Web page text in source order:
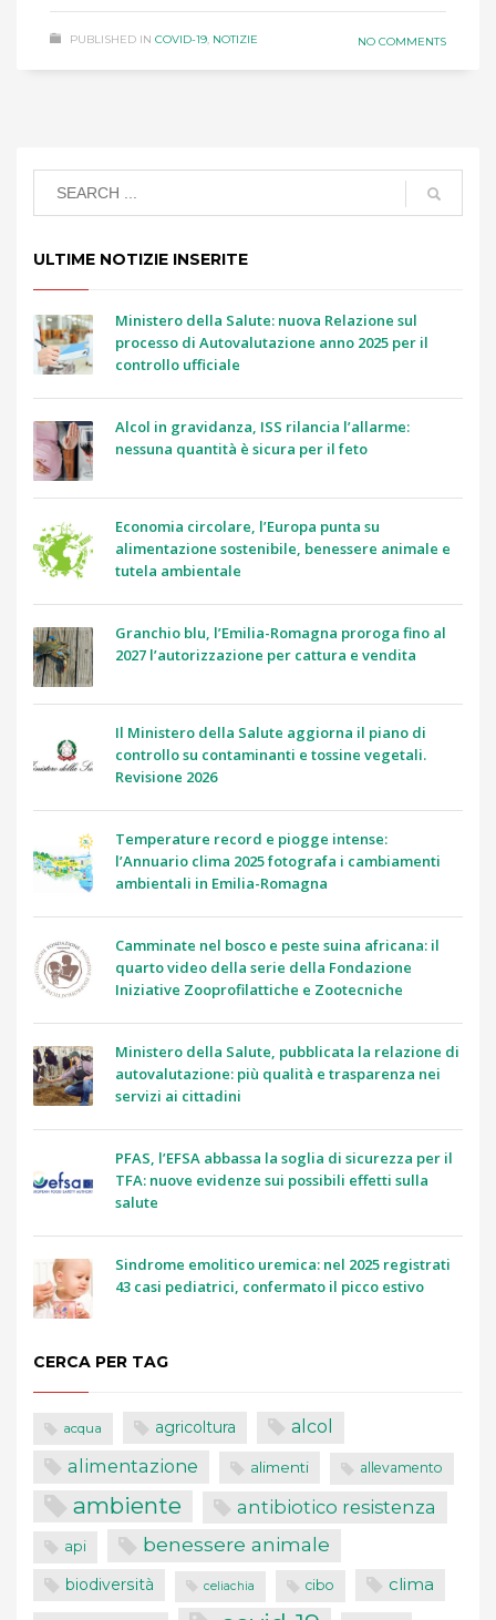
PUBLISHED IN COVID-19, NOTIZIE NO COMMENTS
ULTIME NOTIZIE INSERITE
Ministero della Salute: nuova Relazione sul
processo di Autovalutazione anno 2025 per il
controllo ufficiale
Alcol in gravidanza, ISS rilancia l’allarme:
nessuna quantità è sicura per il feto
Economia circolare, l’Europa punta su
alimentazione sostenibile, benessere animale e
tutela ambientale
Granchio blu, l’Emilia-Romagna proroga fino al
2027 l’autorizzazione per cattura e vendita
Il Ministero della Salute aggiorna il piano di
controllo su contaminanti e tossine vegetali.
Revisione 2026
Temperature record e piogge intense:
l’Annuario clima 2025 fotografa i cambiamenti
ambientali in Emilia-Romagna
Camminate nel bosco e peste suina africana: il
quarto video della serie della Fondazione
Iniziative Zooprofilattiche e Zootecniche
Ministero della Salute, pubblicata la relazione di
autovalutazione: più qualità e trasparenza nei
servizi ai cittadini
PFAS, l’EFSA abbassa la soglia di sicurezza per il
TFA: nuove evidenze sui possibili effetti sulla
salute
Sindrome emolitico uremica: nel 2025 registrati
43 casi pediatrici, confermato il picco estivo
CERCA PER TAG
acqua agricoltura alcol
alimentazione alimenti allevamento
ambiente antibiotico resistenza
api benessere animale
biodiversità celiachia cibo clima